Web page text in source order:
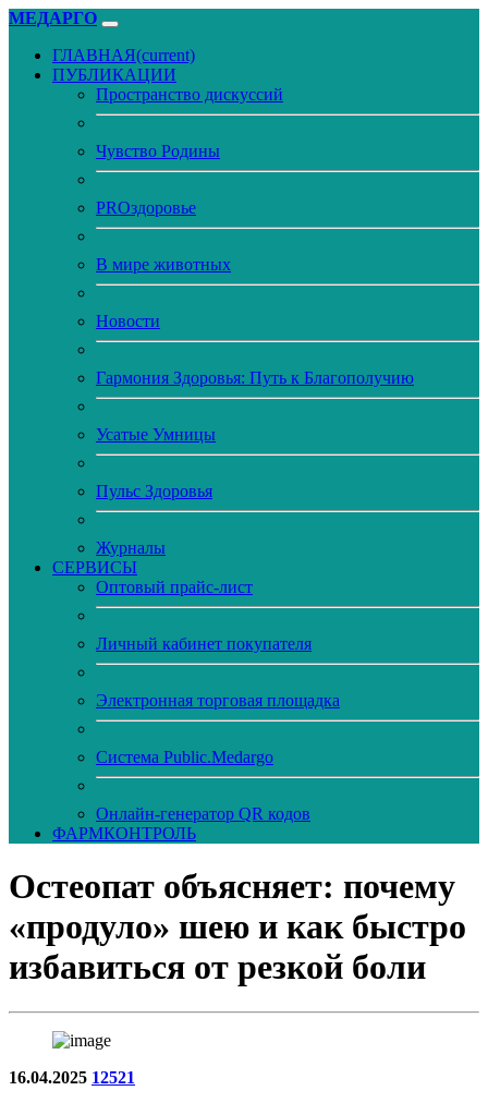
МЕДАРГО
ГЛАВНАЯ(current)
ПУБЛИКАЦИИ
Пространство дискуссий
Чувство Родины
PROздоровье
В мире животных
Новости
Гармония Здоровья: Путь к Благополучию
Усатые Умницы
Пульс Здоровья
Журналы
CЕРВИСЫ
Оптовый прайс-лист
Личный кабинет покупателя
Электронная торговая площадка
Система Public.Medargo
Онлайн-генератор QR кодов
ФАРМКОНТРОЛЬ
Остеопат объясняет: почему
«продуло» шею и как быстро
избавиться от резкой боли
16.04.2025 12521